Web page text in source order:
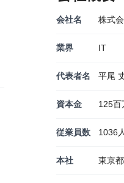
会社名 株式
業界 IT
代表者名 平尾
資本金 125百
従業員数 1036人
本社 東京